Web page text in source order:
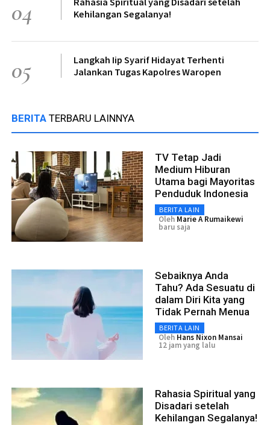
04
Kehilangan Segalanya!
05
Langkah Iip Syarif Hidayat Terhenti
Jalankan Tugas Kapolres Waropen
BERITA TERBARU LAINNYA
TV Tetap Jadi
Medium Hiburan
Utama bagi Mayoritas
Penduduk Indonesia
BERITA LAIN
Oleh Marie A Rumaikewi
baru saja
Sebaiknya Anda
Tahu? Ada Sesuatu di
dalam Diri Kita yang
Tidak Pernah Menua
BERITA LAIN
Oleh Hans Nixon Mansai
12 jam yang lalu
Rahasia Spiritual yang
Disadari setelah
Kehilangan Segalanya!